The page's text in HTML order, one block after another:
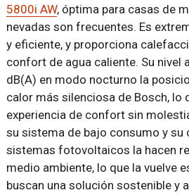
5800i AW, óptima para casas de
nevadas son frecuentes. Es
y eficiente, y proporciona
confort de agua caliente. Su nivel
dB(A) en modo nocturno la
calor más silenciosa de Bosch, lo
experiencia de confort sin
su sistema de bajo consumo y su
sistemas fotovoltaicos la hacen
medio ambiente, lo que la vuelve
buscan una solución sostenible y